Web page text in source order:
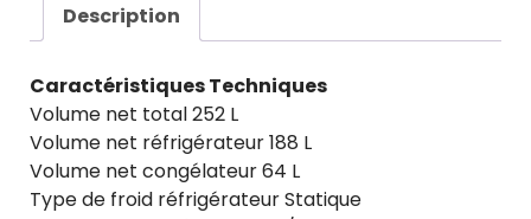
Description
Caractéristiques Techniques
Volume net total 252 L
Volume net réfrigérateur 188 L
Volume net congélateur 64 L
Type de froid réfrigérateur Statique